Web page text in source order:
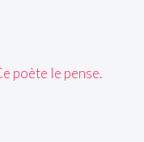
poète le pense.